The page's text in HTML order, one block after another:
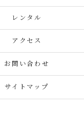
レンタル
アクセス
お問い合わせ
サイトマップ